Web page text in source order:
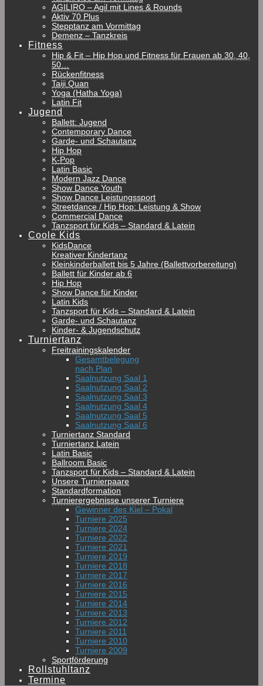
AGILIRO – Agil mit Lines & Rounds
Aktiv 70 Plus
Stepptanz am Vormittag
Demenz – Tanzkreis
Fitness
Hip & Fit – Hip Hop und Fitness für Frauen ab 30, 40,
50…
Rückenfitness
Taiji Quan
Yoga (Hatha Yoga)
Latin Fit
Jugend
Ballett: Jugend
Contemporary Dance
Garde- und Schautanz
Hip Hop
K-Pop
Latin Basic
Modern Jazz Dance
Show Dance Youth
Show Dance Leistungssport
Streetdance / Hip Hop: Leistung & Show
Commercial Dance
Tanzsport für Kids – Standard & Latein
Coole Kids
KidsDance
Kreativer Kindertanz
Kleinkinderballett bis 5 Jahre (Ballettvorbereitung)
Ballett für Kinder ab 6
Hip Hop
Show Dance für Kinder
Latin Kids
Tanzsport für Kids – Standard & Latein
Garde- und Schautanz
Kinder- & Jugendschutz
Turniertanz
Freitrainingskalender
Gesamtbelegung
nach Plan
Saalnutzung Saal 1
Saalnutzung Saal 2
Saalnutzung Saal 3
Saalnutzung Saal 4
Saalnutzung Saal 5
Saalnutzung Saal 6
Turniertanz Standard
Turniertanz Latein
Latin Basic
Ballroom Basic
Tanzsport für Kids – Standard & Latein
Unsere Turnierpaare
Standardformation
Turnierergebnisse unserer Turniere
Gewinner des Kiel – Pokal
Turniere 2025
Turniere 2024
Turniere 2022
Turniere 2021
Turniere 2019
Turniere 2018
Turniere 2017
Turniere 2016
Turniere 2015
Turniere 2014
Turniere 2013
Turniere 2012
Turniere 2011
Turniere 2010
Turniere 2009
Sportförderung
Rollstuhltanz
Termine